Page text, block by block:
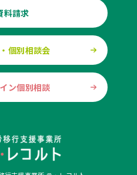
料請求
個別相談会
ン個別相談